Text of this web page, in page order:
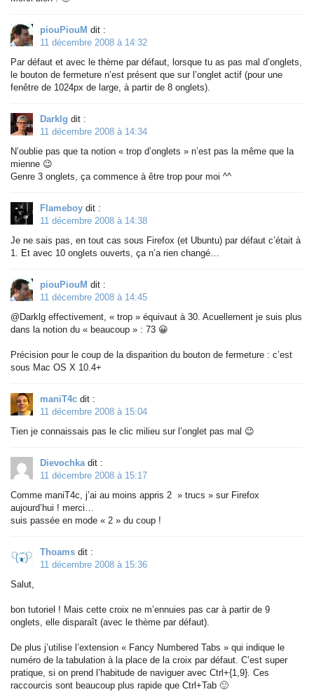
piouPiouM dit :
11 décembre 2008 à 14:32
Par défaut et avec le thème par défaut, lorsque tu as pas mal d’onglets,
le bouton de fermeture n’est présent que sur l’onglet actif (pour une
fenêtre de 1024px de large, à partir de 8 onglets).
Darklg dit :
11 décembre 2008 à 14:34
N’oublie pas que ta notion « trop d’onglets » n’est pas la même que la
mienne 😉
Genre 3 onglets, ça commence à être trop pour moi ^^
Flameboy dit :
11 décembre 2008 à 14:38
Je ne sais pas, en tout cas sous Firefox (et Ubuntu) par défaut c’était à
1. Et avec 10 onglets ouverts, ça n’a rien changé…
piouPiouM dit :
11 décembre 2008 à 14:45
@Darklg effectivement, « trop » équivaut à 30. Acuellement je suis plus
dans la notion du « beaucoup » : 73 😀
Précision pour le coup de la disparition du bouton de fermeture : c’est
sous Mac OS X 10.4+
maniT4c dit :
11 décembre 2008 à 15:04
Tien je connaissais pas le clic milieu sur l’onglet pas mal 😉
Dievochka dit :
11 décembre 2008 à 15:17
Comme maniT4c, j’ai au moins appris 2 » trucs » sur Firefox
aujourd’hui ! merci…
suis passée en mode « 2 » du coup !
Thoams dit :
11 décembre 2008 à 15:36
Salut,
bon tutoriel ! Mais cette croix ne m’ennuies pas car à partir de 9
onglets, elle disparaît (avec le thème par défaut).
De plus j’utilise l’extension « Fancy Numbered Tabs » qui indique le
numéro de la tabulation à la place de la croix par défaut. C’est super
pratique, si on prend l’habitude de naviguer avec Ctrl+{1,9}. Ces
raccourcis sont beaucoup plus rapide que Ctrl+Tab 🙂